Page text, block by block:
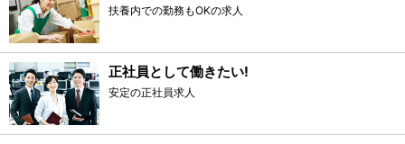
扶養内での勤務もOKの求人
正社員として働きたい!
安定の正社員求人